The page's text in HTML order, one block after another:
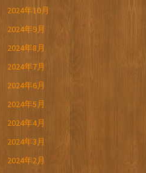
2024年10月
2024年9月
2024年8月
2024年7月
2024年6月
2024年5月
2024年4月
2024年3月
2024年2月